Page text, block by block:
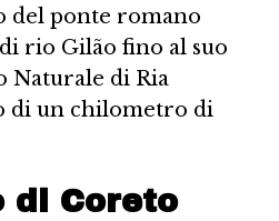
del ponte romano
rio Gilão fino al suo
Naturale di Ria
di un chilometro di
di Coreto